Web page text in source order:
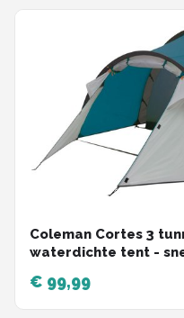
Coleman Cortes 3
waterdichte tent -
€ 99,99